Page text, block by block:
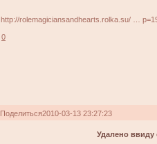
http://rolemagiciansandhearts.rolka.su/ …
0
Поделиться2010-03-13 23:27:23
Удалено ввиду